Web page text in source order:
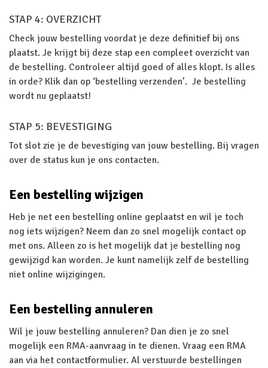
STAP 4: OVERZICHT
Check jouw bestelling voordat je deze definitief bij ons
plaatst. Je krijgt bij deze stap een compleet overzicht van
de bestelling. Controleer altijd goed of alles klopt. Is alles
in orde? Klik dan op ‘bestelling verzenden’. Je bestelling
wordt nu geplaatst!
STAP 5: BEVESTIGING
Tot slot zie je de bevestiging van jouw bestelling. Bij vragen
over de status kun je ons contacten.
Een bestelling wijzigen
Heb je net een bestelling online geplaatst en wil je toch
nog iets wijzigen? Neem dan zo snel mogelijk contact op
met ons. Alleen zo is het mogelijk dat je bestelling nog
gewijzigd kan worden. Je kunt namelijk zelf de bestelling
niet online wijzigingen.
Een bestelling annuleren
Wil je jouw bestelling annuleren? Dan dien je zo snel
mogelijk een RMA-aanvraag in te dienen. Vraag een RMA
aan via het contactformulier. Al verstuurde bestellingen